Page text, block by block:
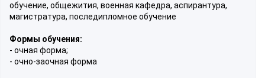
обучение, общежития, военная кафедра, аспирантура,
магистратура, последипломное обучение
Формы обучения:
- очная форма;
- очно-заочная форма